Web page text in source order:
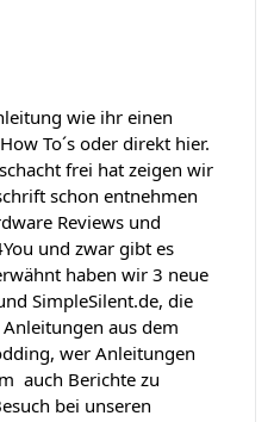
wie ihr einen
To´s oder direkt hier.
frei hat zeigen wir
schon entnehmen
Reviews und
und zwar gibt es
haben wir 3 neue
SimpleSilent.de, die
aus dem
wer Anleitungen
auch Berichte zu
bei unseren